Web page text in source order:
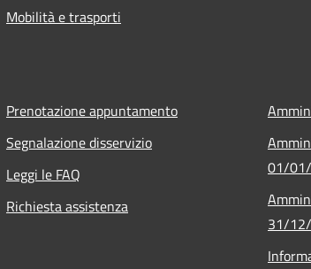
Mobilità e trasporti
Prenotazione appuntamento
Segnalazione disservizio
Leggi le FAQ
Richiesta assistenza
01/
31/